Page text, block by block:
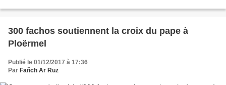
300 fachos soutiennent la croix du pape à
Ploërmel
Publié le 01/12/2017 à 17:36
Par Fañch Ar Ruz